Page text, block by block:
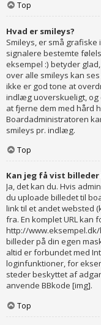
Top
Hvad er smileys?
Smileys, er små
signalere bestemte
eksempel :) betyder
over alle smileys kan
ikke er god tone at
indlæg uoverskueligt, og
at fjerne dem med hård
Boardadministratoren
smileys pr. indlæg.
Top
Kan jeg få vist
Ja, det kan du. Hvis
du uploade billedet til
link til et andet websted
fra. En komplet URL kan
http://
billeder på din egen
altid er forbundet med
loginfunktioner, for
steder beskyttet af
anvende BBkode [img].
Top